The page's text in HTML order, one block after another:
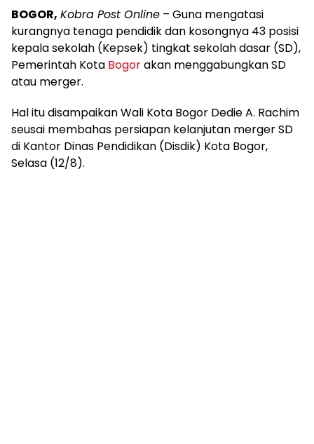
BOGOR, Kobra Post Online – Guna mengatasi
kurangnya tenaga pendidik dan kosongnya 43 posisi
kepala sekolah (Kepsek) tingkat sekolah dasar (SD),
Pemerintah Kota Bogorakan menggabungkan SD
atau merger.
Hal itu disampaikan Wali Kota Bogor Dedie A. Rachim
seusai membahas persiapan kelanjutan merger SD
di Kantor Dinas Pendidikan (Disdik) Kota Bogor,
Selasa (12/8).